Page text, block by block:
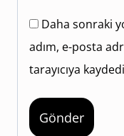
Daha sonraki
adım, e-posta
tarayıcıya